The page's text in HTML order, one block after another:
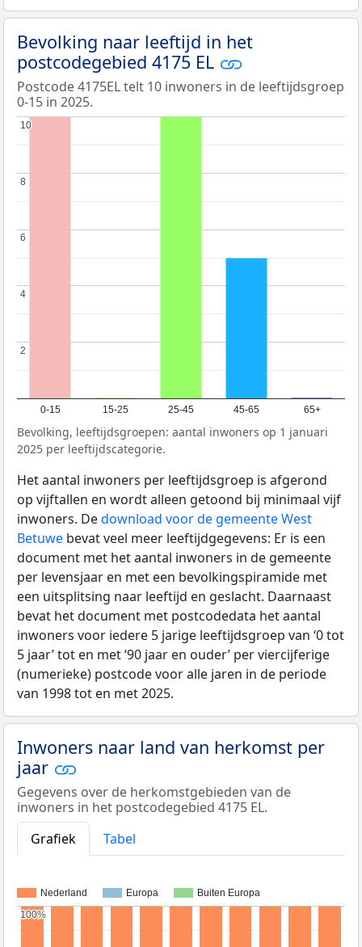
Bevolking naar leeftijd in het
postcodegebied 4175 EL
Postcode 4175EL telt 10 inwoners in de leeftijdsgroep
0-15 in 2025.
0-15 15-25 25-45 45-65 65+
2
2
4
4
6
6
8
8
10
10
Bevolking, leeftijdsgroepen: aantal inwoners op 1 januari
2025 per leeftijdscategorie.
Het aantal inwoners per leeftijdsgroep is afgerond
op vijftallen en wordt alleen getoond bij minimaal vijf
inwoners. Dedownload voor de gemeente West
Betuwe bevat veel meer leeftijdgegevens: Er is een
document met het aantal inwoners in de gemeente
per levensjaar en met een bevolkingspiramide met
een uitsplitsing naar leeftijd en geslacht. Daarnaast
bevat het document met postcodedata het aantal
inwoners voor iedere 5 jarige leeftijdsgroep van ‘0 tot
5 jaar’ tot en met ‘90 jaar en ouder’ per viercijferige
(numerieke) postcode voor alle jaren in de periode
van 1998 tot en met 2025.
Inwoners naar land van herkomst per
jaar
Gegevens over de herkomstgebieden van de
inwoners in het postcodegebied 4175 EL.
Grafiek
Tabel
Nederland Europa Buiten Europa
100%
100%